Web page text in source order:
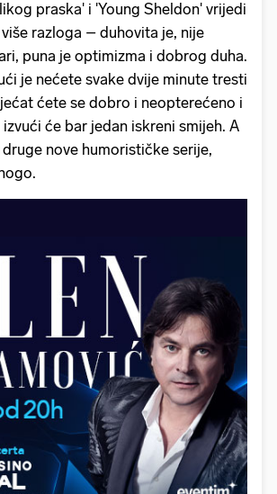
praska' i 'Young Sheldon' vrijedi
razloga – duhovita je, nije
puna je optimizma i dobrog duha.
je nećete svake dvije minute tresti
ćete se dobro i neopterećeno i
će bar jedan iskreni smijeh. A
nove humorističke serije,